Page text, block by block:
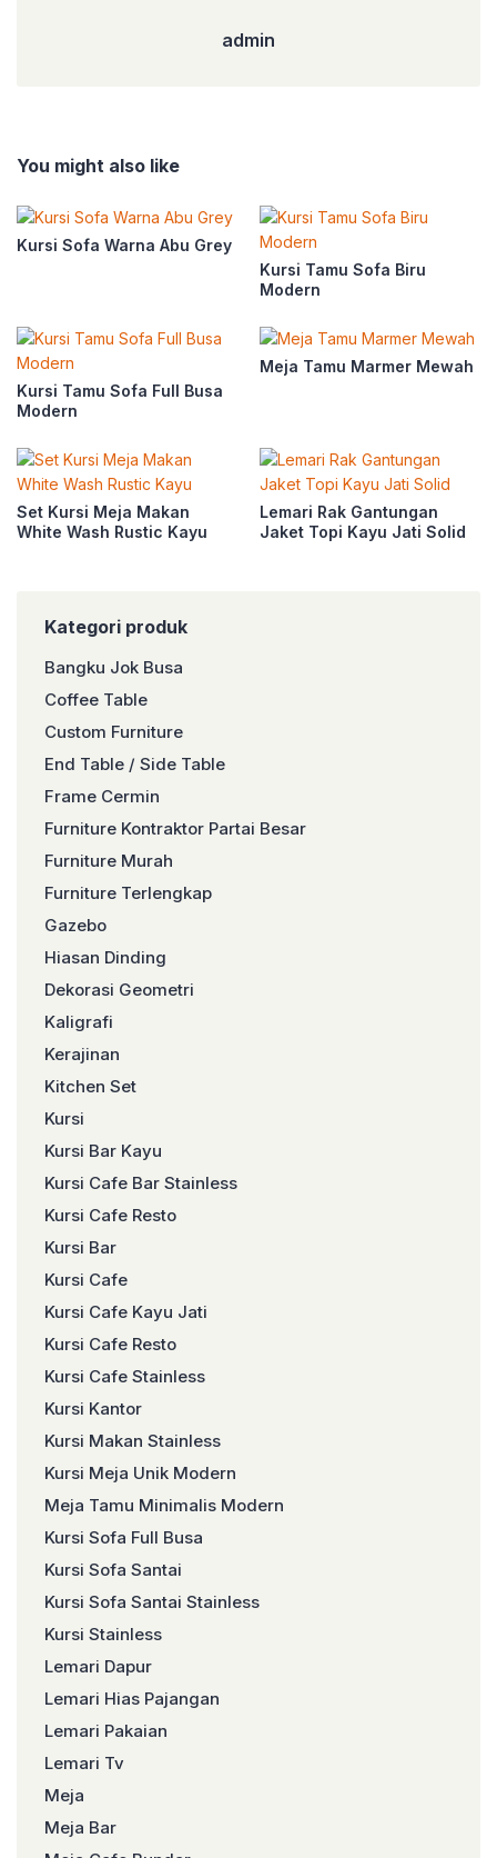
admin
You might also like
Kursi Sofa Warna Abu Grey
Kursi Tamu Sofa Biru
Modern
Kursi Tamu Sofa Full Busa
Modern
Meja Tamu Marmer Mewah
Set Kursi Meja Makan
White Wash Rustic Kayu
Lemari Rak Gantungan
Jaket Topi Kayu Jati Solid
Kategori produk
Bangku Jok Busa
Coffee Table
Custom Furniture
End Table / Side Table
Frame Cermin
Furniture Kontraktor Partai Besar
Furniture Murah
Furniture Terlengkap
Gazebo
Hiasan Dinding
Dekorasi Geometri
Kaligrafi
Kerajinan
Kitchen Set
Kursi
Kursi Bar Kayu
Kursi Cafe Bar Stainless
Kursi Cafe Resto
Kursi Bar
Kursi Cafe
Kursi Cafe Kayu Jati
Kursi Cafe Resto
Kursi Cafe Stainless
Kursi Kantor
Kursi Makan Stainless
Kursi Meja Unik Modern
Meja Tamu Minimalis Modern
Kursi Sofa Full Busa
Kursi Sofa Santai
Kursi Sofa Santai Stainless
Kursi Stainless
Lemari Dapur
Lemari Hias Pajangan
Lemari Pakaian
Lemari Tv
Meja
Meja Bar